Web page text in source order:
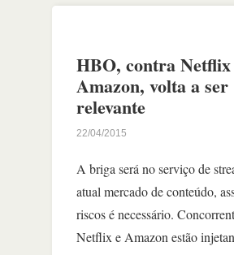
HBO, contra Netflix
Amazon, volta a ser
relevante
22/04/2015
A briga será no serviço de
atual mercado de conteúdo,
riscos é necessário.
Netflix e Amazon estão